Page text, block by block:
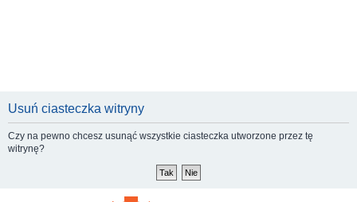
Usuń ciasteczka witryny
Czy na pewno chcesz usunąć wszystkie ciasteczka utworzone przez tę
witrynę?